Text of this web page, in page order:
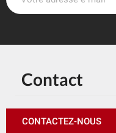
Contact
CONTACTEZ-NOUS